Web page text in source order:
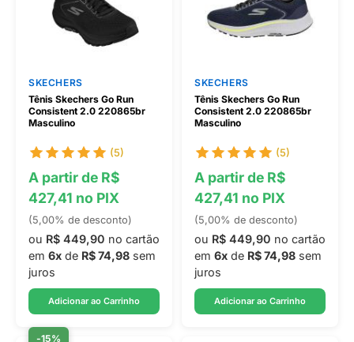
SKECHERS
Tênis Skechers Go Run
Consistent 2.0 220865br
Masculino
(5)
A partir de R$
427,41 no PIX
(5,00% de desconto)
ou R$ 449,90 no cartão
em 6x de R$ 74,98 sem
juros
Adicionar ao Carrinho
SKECHERS
Tênis Skechers Go Run
Consistent 2.0 220865br
Masculino
(5)
A partir de R$
427,41 no PIX
(5,00% de desconto)
ou R$ 449,90 no cartão
em 6x de R$ 74,98 sem
juros
Adicionar ao Carrinho
-15%